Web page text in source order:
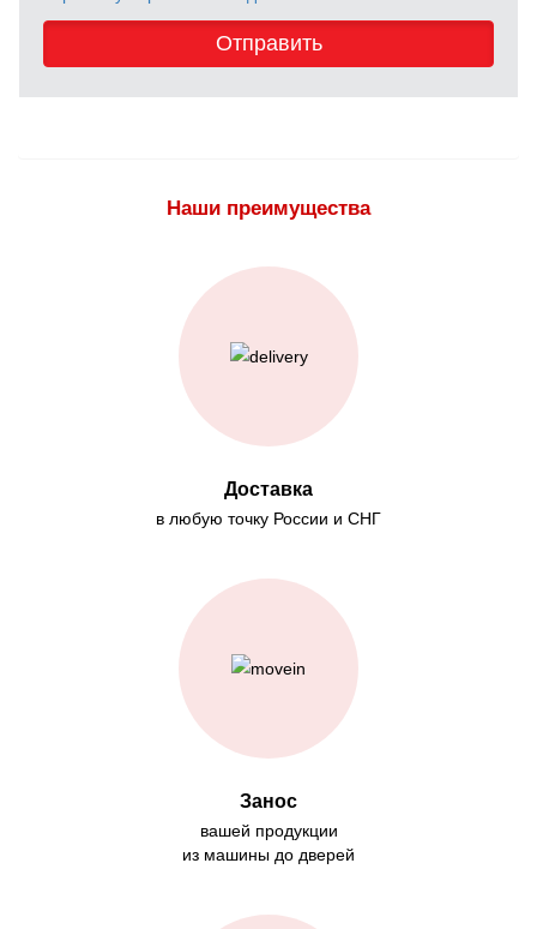
Отправить
Наши преимущества
Доставка
в любую точку России и СНГ
Занос
вашей продукции
из машины до дверей